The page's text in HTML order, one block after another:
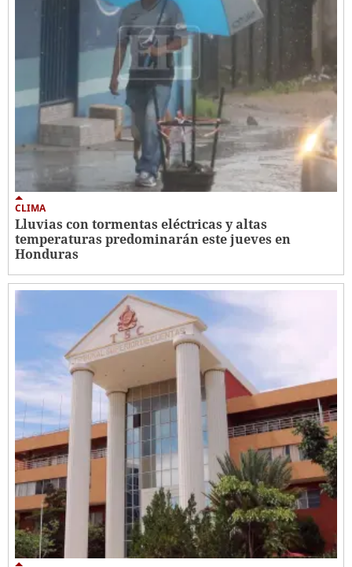
CLIMA
Lluvias con tormentas eléctricas y altas
temperaturas predominarán este jueves en
Honduras